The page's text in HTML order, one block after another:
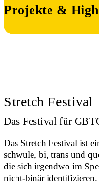
Projekte &
Stretch Festival
Das Festival für
Das Stretch Festival ist
schwule, bi, trans und
die sich irgendwo im
nicht-binär